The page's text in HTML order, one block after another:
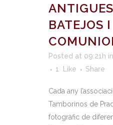
BATEJOS I
Posted at 09:21h in
1
Like Share
Cada any
Tamborinos de
fotogràfic de